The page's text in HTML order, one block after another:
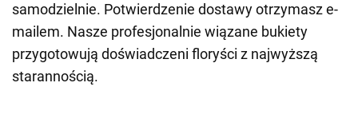
samodzielnie. Potwierdzenie dostawy otrzymasz e-
mailem. Nasze profesjonalnie wiązane bukiety
przygotowują doświadczeni floryści z najwyższą
starannością.